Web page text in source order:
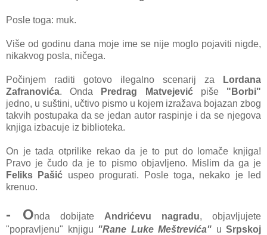
Posle toga: muk.
Više od godinu dana moje ime se nije moglo pojaviti nigde,
nikakvog posla, ničega.
Počinjem raditi gotovo ilegalno scenarij za
Lordana
Zafranovića. Onda Predrag Matvejevićpiše "Borbi"
jedno, u suštini, učtivo pismo u kojem izražava bojazan zbog
takvih postupaka da se jedan autor raspinje i da se njegova
knjiga izbacuje iz biblioteka.
On je tada otprilike rekao da je to put do lomače knjiga!
Pravo je čudo da je to pismo objavljeno. Mislim da ga je
Feliks Pašić uspeo progurati. Posle toga, nekako je led
krenuo.
- Onda dobijate Andrićevu nagradu, objavljujete
"popravljenu" knjigu "Rane Luke Meštrevića" u Srpskoj